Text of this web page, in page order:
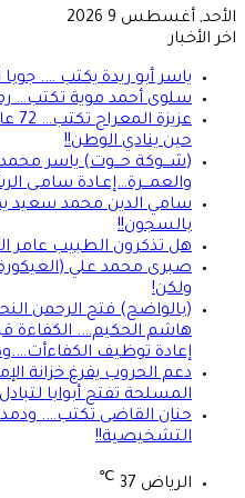
الأحد, أغسطس 9 2026
اخر الأخبار
ياسر أبو ريدة يكتب ….
سلوى أحمد موية تكتب…
حين ينادي الوطن!!
(شـــوكة حـــوت) ياسر
والعمـــرة…إعـادة سامـى
سامي الدين محمد سعيد
بالسجون!!
هل تذكرون الطبيب عامر
صبرى محمد علي
ولكن!
(بالواضح) فتح الرحمن
هاشم الحكيم…. الكفاءة
إعادة توظيف
دعم الحروب يفرغ خزانة
المسلحة تفتح أبوابا
حنان القاضى تكتب….
التشخيصية!!
الرياض 37
℃